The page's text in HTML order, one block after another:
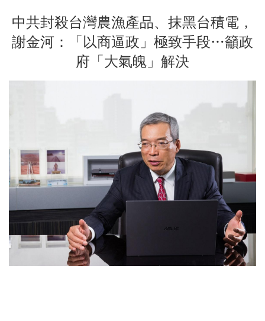
中共封殺台灣農漁產品、抹黑台積電，
謝金河：「以商逼政」極致手段…籲政
府「大氣魄」解決